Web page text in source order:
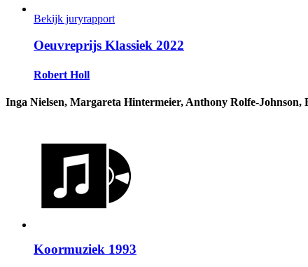
Bekijk juryrapport
Oeuvreprijs Klassiek 2022
Robert Holl
Inga Nielsen, Margareta Hintermeier, Anthony Rolfe-
Koormuziek 1993